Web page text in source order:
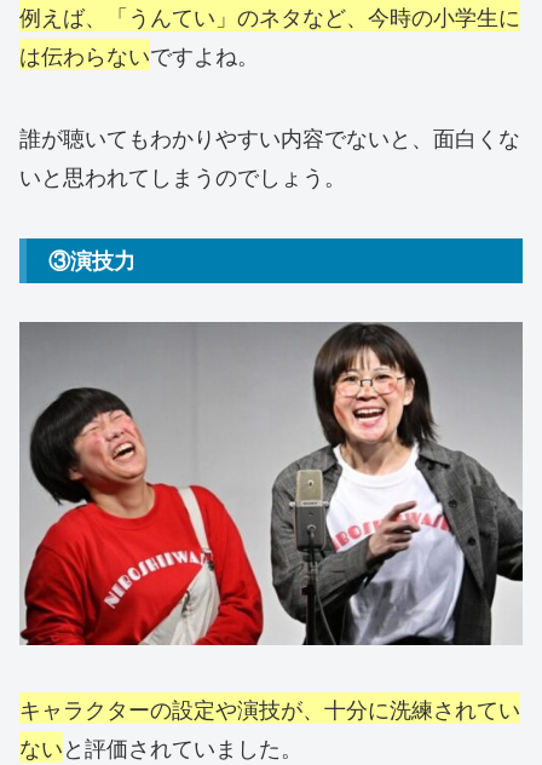
例えば、「うんてい」のネタなど、今時の小学生に
は伝わらないですよね。
誰が聴いてもわかりやすい内容でないと、面白くな
いと思われてしまうのでしょう。
③演技力
キャラクターの設定や演技が、十分に洗練されてい
ないと評価されていました。